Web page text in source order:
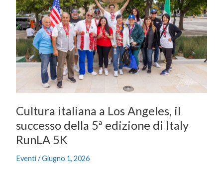
Cultura italiana a Los Angeles, il
successo della 5ª edizione di Italy
RunLA 5K
Eventi/Giugno 1, 2026
Los
Angeles,
il
successo
della
5ª
edizione
di
RunLA
5K